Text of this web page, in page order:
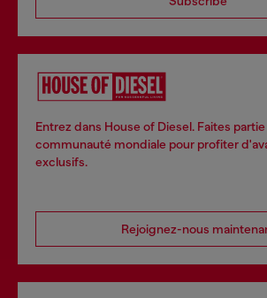
Entrez dans House of Diesel. Faites
communauté mondiale pour profiter
exclusifs.
Rejoignez-nous